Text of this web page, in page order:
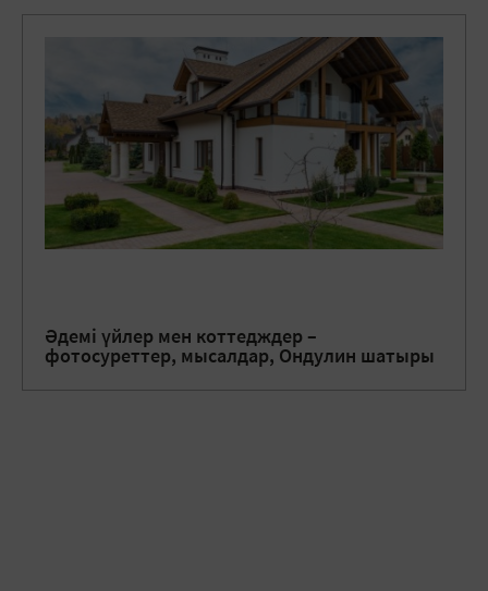
Әдемі үйлер мен коттедждер –
фотосуреттер, мысалдар, Ондулин шатыры